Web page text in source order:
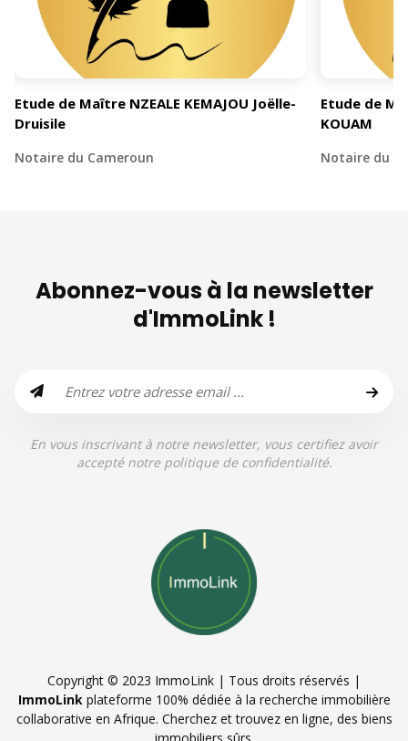
Etude de Maître NZEALE KEMAJOU Joëlle-
Druisile
Notaire du Cameroun
Etude de
KOUAM
Notaire du
Abonnez-vous à la newsletter
d'ImmoLink !
En vous inscrivant à notre newsletter, vous certifiez avoir
accepté notre politique de confidentialité.
Copyright © 2023 ImmoLink | Tous droits réservés |
ImmoLinkplateforme 100% dédiée à la recherche immobilière
collaborative en Afrique. Cherchez et trouvez en ligne, des biens